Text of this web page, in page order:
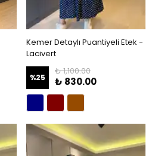
Kemer Detaylı Puantiyeli Etek -
Lacivert
%25
₺ 1,100.00
₺ 830.00